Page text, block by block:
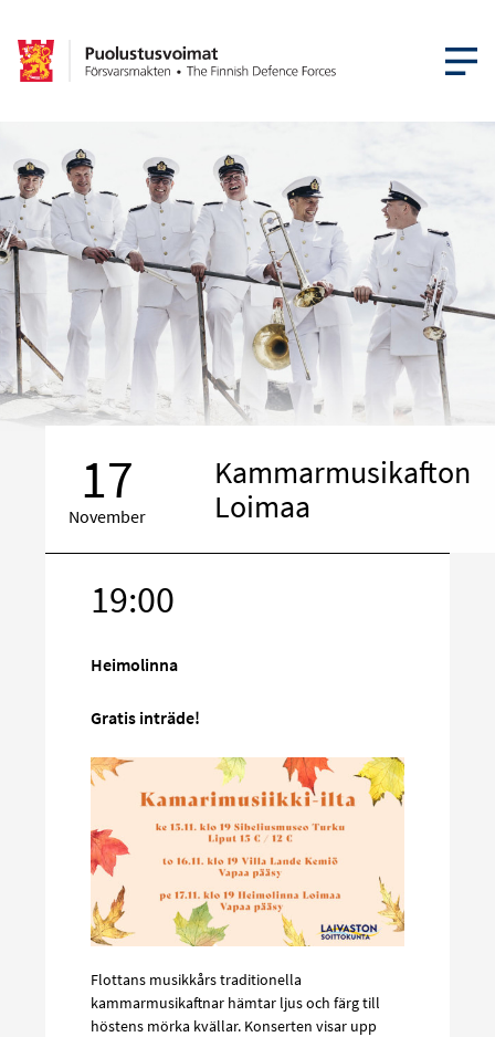
ÖPPNA
17
November
Kammarmusikafton
Loimaa
19:00
Heimolinna
Gratis inträde!
Flottans musikkårs traditionella
kammarmusikaftnar hämtar ljus och färg till
höstens mörka kvällar. Konserten visar upp